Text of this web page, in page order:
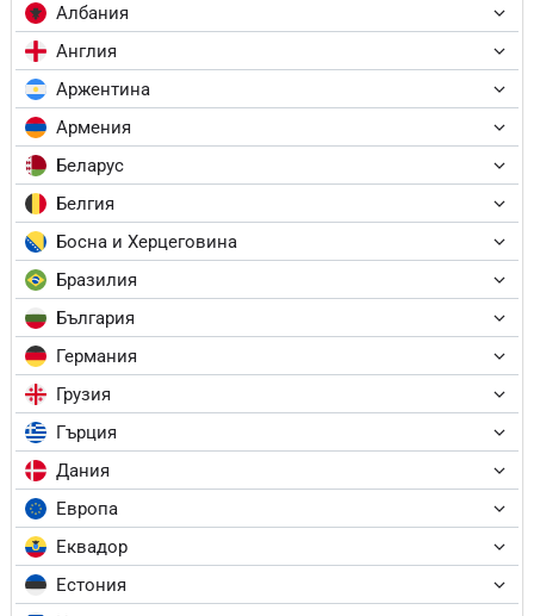
Албания
Англия
Аржентина
Армения
Беларус
Белгия
Босна и Херцеговина
Бразилия
България
Германия
Грузия
Гърция
Дания
Европа
Еквадор
Естония